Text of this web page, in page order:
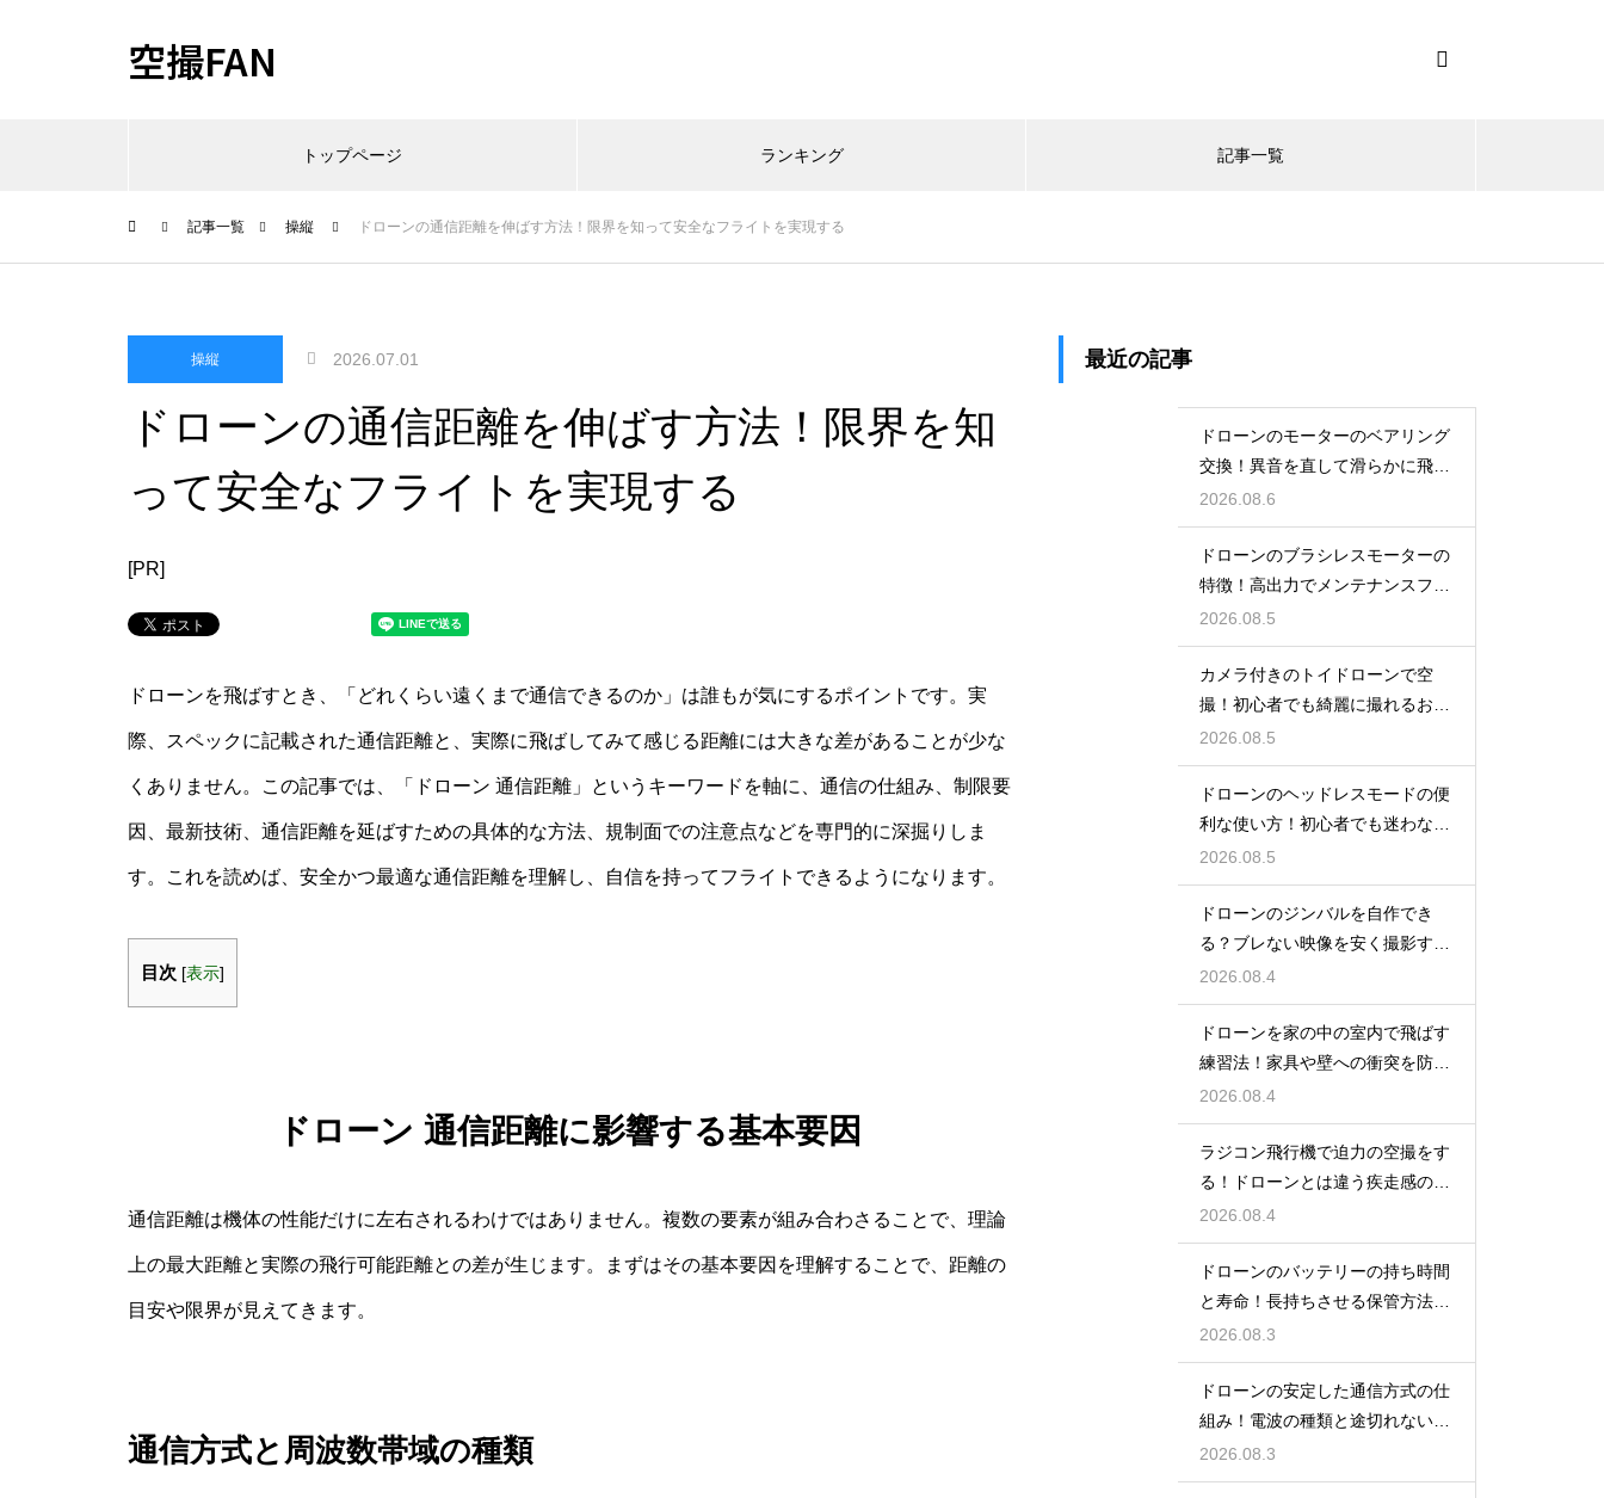
空撮FAN
トップページ ランキング 記事一覧
記事一覧 操縦 ドローンの通信距離を伸ばす方法！限界を知って安全なフライトを実現する
操縦 2026.07.01
ドローンの通信距離を伸ばす方法！限界を知
って安全なフライトを実現する
[PR]
ドローンを飛ばすとき、「どれくらい遠くまで通信できるのか」は誰もが気にするポイントです。実
際、スペックに記載された通信距離と、実際に飛ばしてみて感じる距離には大きな差があることが少な
くありません。この記事では、「ドローン 通信距離」というキーワードを軸に、通信の仕組み、制限要
因、最新技術、通信距離を延ばすための具体的な方法、規制面での注意点などを専門的に深掘りしま
す。これを読めば、安全かつ最適な通信距離を理解し、自信を持ってフライトできるようになります。
目次 [表示]
ドローン 通信距離に影響する基本要因
通信距離は機体の性能だけに左右されるわけではありません。複数の要素が組み合わさることで、理論
上の最大距離と実際の飛行可能距離との差が生じます。まずはその基本要因を理解することで、距離の
目安や限界が見えてきます。
通信方式と周波数帯域の種類
最近の記事
ドローンのモーターのベアリング
交換！異音を直して滑らかに飛ば
す術
2026.08.6
ドローンのブラシレスモーターの
特徴！高出力でメンテナンスフリ
ーの仕組み
2026.08.5
カメラ付きのトイドローンで空
撮！初心者でも綺麗に撮れるおす
すめ機種
2026.08.5
ドローンのヘッドレスモードの便
利な使い方！初心者でも迷わない
操縦
2026.08.5
ドローンのジンバルを自作でき
る？ブレない映像を安く撮影する
裏技
2026.08.4
ドローンを家の中の室内で飛ばす
練習法！家具や壁への衝突を防ぐ
安全対策
2026.08.4
ラジコン飛行機で迫力の空撮をす
る！ドローンとは違う疾走感の楽
しみ
2026.08.4
ドローンのバッテリーの持ち時間
と寿命！長持ちさせる保管方法と
充電のコツ
2026.08.3
ドローンの安定した通信方式の仕
組み！電波の種類と途切れない操
縦の秘訣
2026.08.3